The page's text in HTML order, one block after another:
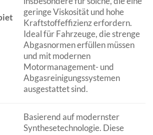
geringe Viskosität und hohe
Kraftstoffeffizienz erfordern.
Ideal für Fahrzeuge, die strenge
Abgasnormen erfüllen müssen
und mit modernen
Motormanagement- und
Abgasreinigungssystemen
ausgestattet sind.
Basierend auf modernster
Synthesetechnologie. Diese